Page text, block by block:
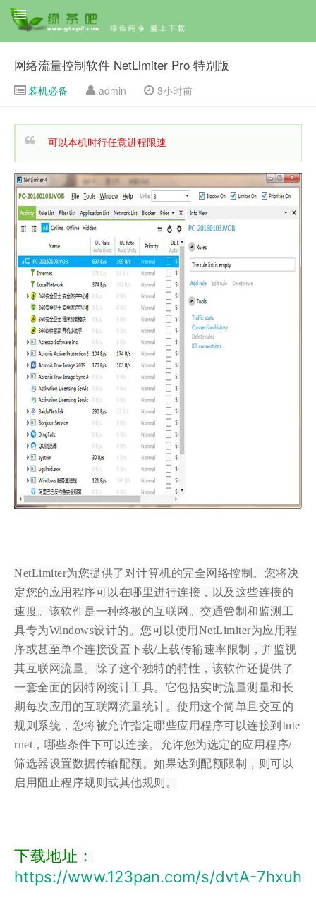
网络流量控制软件 NetLimiter Pro 特别版
装机必备 admin 3小时前
可以本机时行任意进程限速
NetLimiter为您提供了对计算机的完全网络控制。您将决
定您的应用程序可以在哪里进行连接，以及这些连接的
速度。该软件是一种终极的互联网。交通管制和监测工
具专为Windows设计的。您可以使用NetLimiter为应用程
序或甚至单个连接设置下载/上载传输速率限制，并监视
其互联网流量。除了这个独特的特性，该软件还提供了
一套全面的因特网统计工具。它包括实时流量测量和长
期每次应用的互联网流量统计。使用这个简单且交互的
规则系统，您将被允许指定哪些应用程序可以连接到Inte
rnet，哪些条件下可以连接。允许您为选定的应用程序/
筛选器设置数据传输配额。如果达到配额限制，则可以
启用阻止程序规则或其他规则。
下载地址：
https://www.123pan.com/s/dvtA-7hxuh